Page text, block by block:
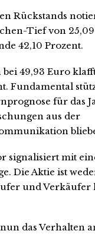
Rückstands
Tief von
42,10 Prozent.
49,93 Euro
Fundamental
für das
aus der
signalisiert mit
Die Aktie ist
und Verkäufer
das Verhalten